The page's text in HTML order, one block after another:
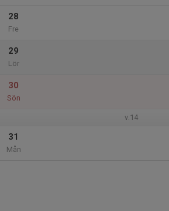
28
Fre
29
Lör
30
Sön
v.14
31
Mån